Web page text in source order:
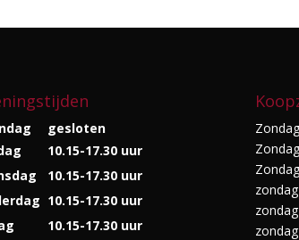
gesloten
10.15-17.30 uur
10.15-17.30 uur
10.15-17.30 uur
10.15-17.30 uur